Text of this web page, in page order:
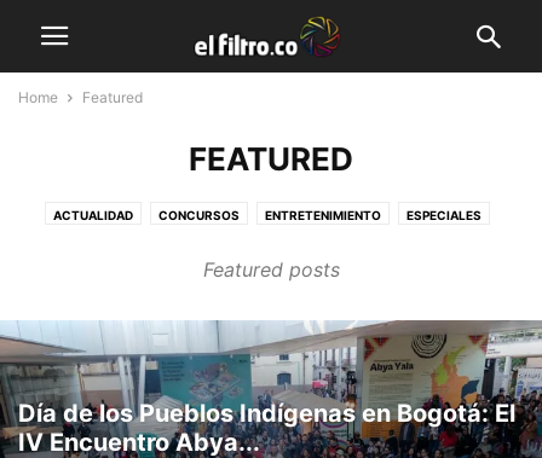
Home Featured
FEATURED
ACTUALIDAD CONCURSOS ENTRETENIMIENTO ESPECIALES
Featured posts
Día de los Pueblos Indígenas en Bogotá: El
IV Encuentro Abya...